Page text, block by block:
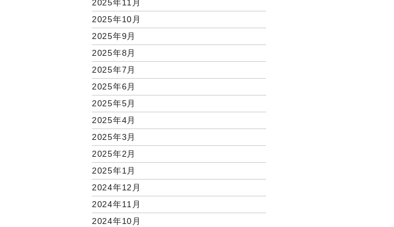
2025年11月
2025年10月
2025年9月
2025年8月
2025年7月
2025年6月
2025年5月
2025年4月
2025年3月
2025年2月
2025年1月
2024年12月
2024年11月
2024年10月